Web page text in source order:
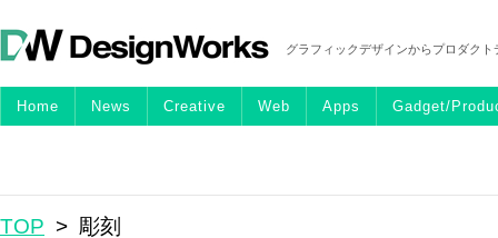
グラフィックデザインからプロダク
Home News Creative Web Apps Gadget/
TOP > 彫刻